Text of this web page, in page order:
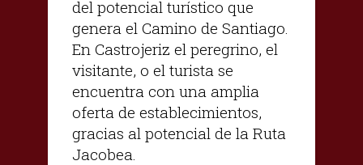
del potencial turístico que
genera el Camino de Santiago.
En Castrojeriz el peregrino, el
visitante, o el turista se
encuentra con una amplia
oferta de establecimientos,
gracias al potencial de la Ruta
Jacobea.